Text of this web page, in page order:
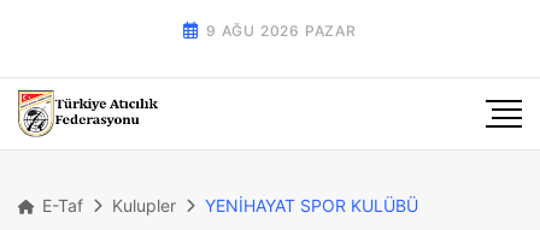
9 AĞU 2026 PAZAR
E-Taf Kulupler YENİHAYAT SPOR KULÜBÜ